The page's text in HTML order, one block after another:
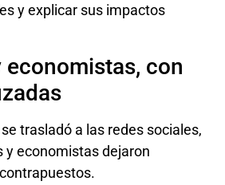
y explicar sus impactos
economistas, con
trasladó a las redes sociales,
y economistas dejaron